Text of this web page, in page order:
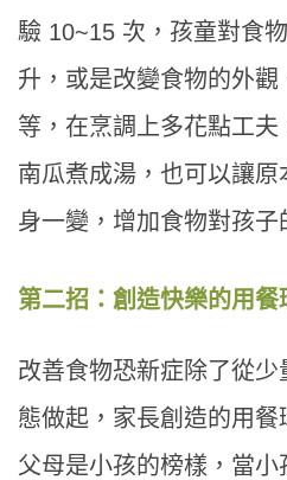
驗 10~15 次，孩童對食
升，或是改變食物的外
等，在烹調上多花點工夫
南瓜煮成湯，也可以讓
身一變，增加食物對孩子
第二招：創造快樂的用餐
改善食物恐新症除了從
態做起，家長創造的用餐
父母是小孩的榜樣，當